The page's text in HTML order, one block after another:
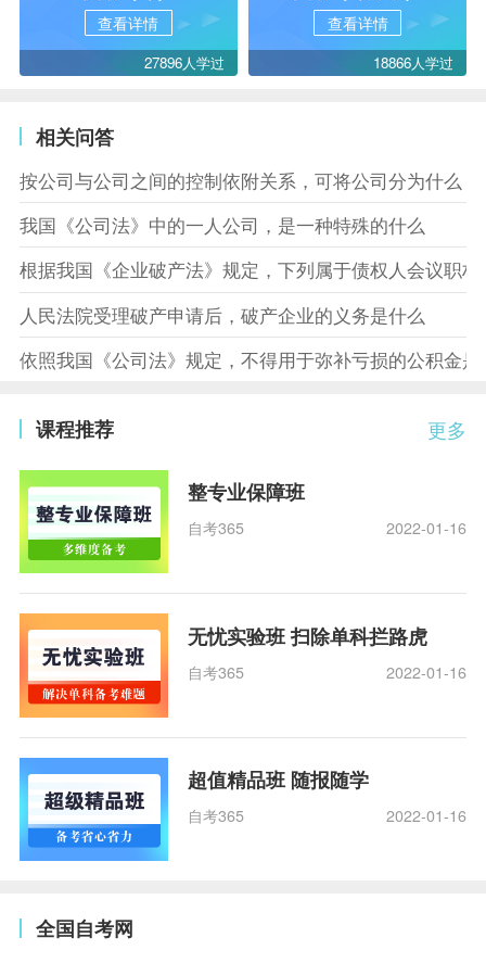
查看详情
27896人学过
查看详情
18866人学过
相关问答
按公司与公司之间的控制依附关系，可将公司分为什么
我国《公司法》中的一人公司，是一种特殊的什么
根据我国《企业破产法》规定，下列属于债权人会议职
人民法院受理破产申请后，破产企业的义务是什么
依照我国《公司法》规定，不得用于弥补亏损的公积金是
更多
课程推荐
整专业保障班
自考365 2022-01-16
无忧实验班 扫除单科拦路虎
自考365 2022-01-16
超值精品班 随报随学
自考365 2022-01-16
全国自考网